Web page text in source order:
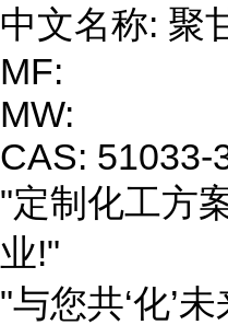
中文名称: 聚
MF:
MW:
CAS: 51033-
"定制化工方
业!"
"与您共‘化’